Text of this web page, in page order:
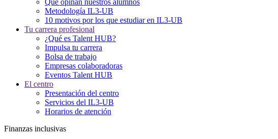
Qué opinan nuestros alumnos
Metodología IL3-UB
10 motivos por los que estudiar en IL3-UB
Tu carrera profesional
¿Qué es Talent HUB?
Impulsa tu carrera
Bolsa de trabajo
Empresas colaboradoras
Eventos Talent HUB
El centro
Presentación del centro
Servicios del IL3-UB
Horarios de atención
Finanzas inclusivas